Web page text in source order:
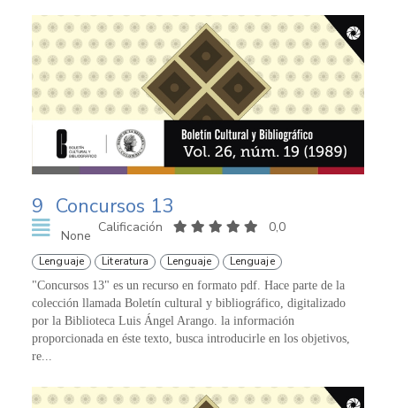
9 Concursos 13
None
Calificación 0,0
Lenguaje Literatura Lenguaje Lenguaje
"Concursos 13" es un recurso en formato pdf. Hace parte de la
colección llamada Boletín cultural y bibliográfico, digitalizado
por la Biblioteca Luis Ángel Arango. la información
proporcionada en éste texto, busca introducirle en los objetivos,
re...